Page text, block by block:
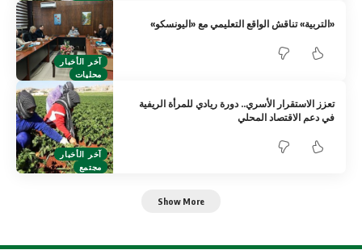
آخر الأخبار
محليات
«التربية» تناقش الواقع التعليمي مع «اليونسكو»
آخر الأخبار
مجتمع
تعزز الاستقرار الأسري.. دورة ريادي للمرأة الريفية
في دعم الاقتصاد المحلي
Show More